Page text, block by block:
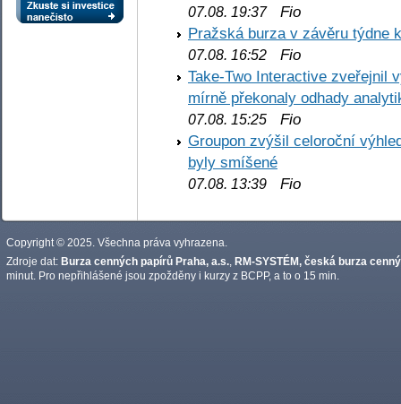
07.08. 19:37Fio
Pražská burza v závěru týdne
07.08. 16:52 Fio
Take-Two Interactive zveřejnil
mírně překonaly odhady
07.08. 15:25 Fio
Groupon zvýšil celoroční
byly smíšené
07.08. 13:39 Fio
Copyright © 2025. Všechna práva vyhrazena.
Zdroje dat: Burza cenných papírů Praha, a.s. RM-SYSTÉM, česká burza
minut. Pro nepřihlášené jsou zpožděny i kurzy z BCPP, a to o 15 min.